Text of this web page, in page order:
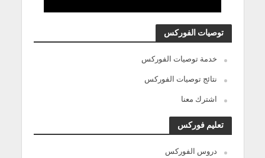
توصيات الفوركس
خدمة توصيات الفوركس
نتائج توصيات الفوركس
اشترك معنا
تعليم فوركس
دروس الفوركس